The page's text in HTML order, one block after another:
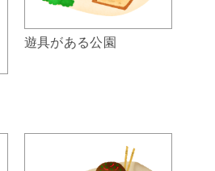
遊具がある公園